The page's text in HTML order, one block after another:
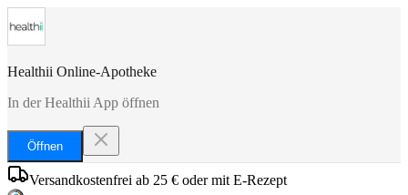
Healthii Online-Apotheke
In der Healthii App öffnen
Öffnen
Versandkostenfrei ab 25 € oder mit E-Rezept